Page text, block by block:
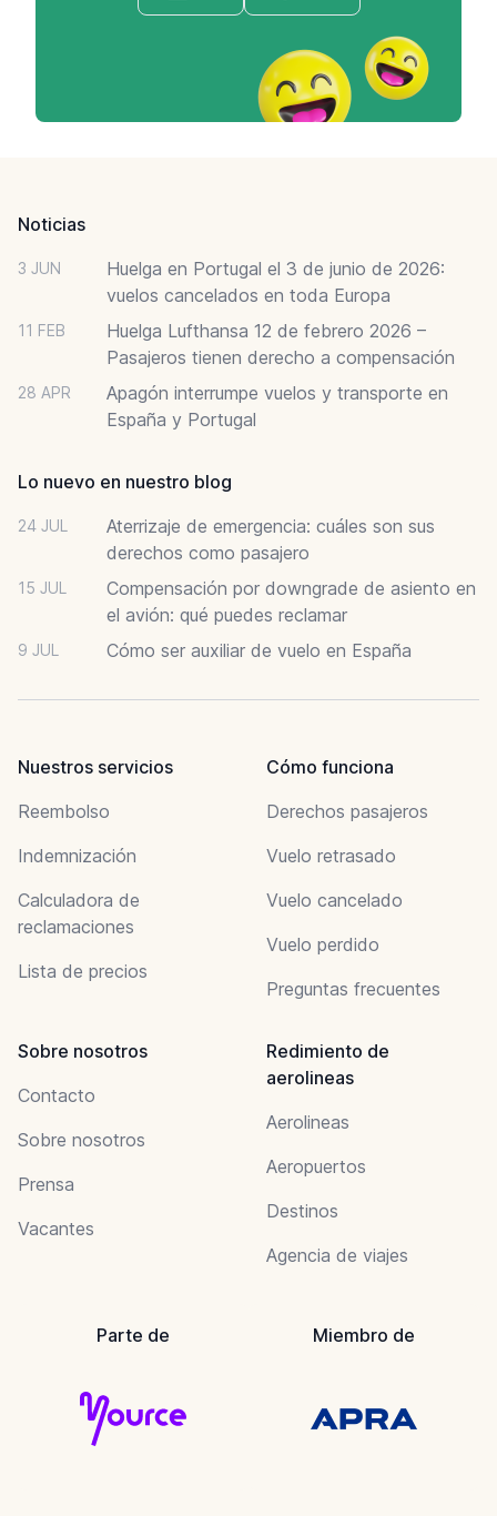
Noticias
3 JUN
Huelga en Portugal el 3 de junio de 2026:
vuelos cancelados en toda Europa
11 FEB
Huelga Lufthansa 12 de febrero 2026 –
Pasajeros tienen derecho a compensación
28 APR
Apagón interrumpe vuelos y transporte en
España y Portugal
Lo nuevo en nuestro blog
24 JUL
Aterrizaje de emergencia: cuáles son sus
derechos como pasajero
15 JUL
Compensación por downgrade de asiento en
el avión: qué puedes reclamar
9 JUL Cómo ser auxiliar de vuelo en España
Nuestros servicios
Reembolso
Indemnización
Calculadora de
reclamaciones
Lista de precios
Cómo funciona
Derechos pasajeros
Vuelo retrasado
Vuelo cancelado
Vuelo perdido
Preguntas frecuentes
Sobre nosotros
Contacto
Sobre nosotros
Prensa
Vacantes
Redimiento de
aerolineas
Aerolineas
Aeropuertos
Destinos
Agencia de viajes
Parte de Miembro de